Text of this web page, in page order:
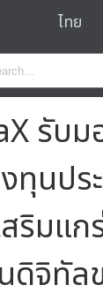
ไทย
รับ
ทุนปร
ริมแก
จิทัล